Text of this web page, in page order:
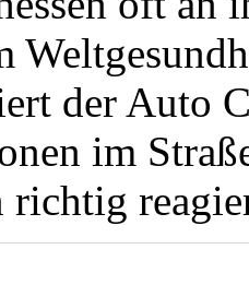
der Auto
im
richtig